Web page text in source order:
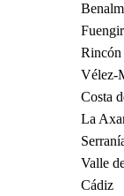
Rincón
Vélez-
Costa
La
Valle
Cádiz